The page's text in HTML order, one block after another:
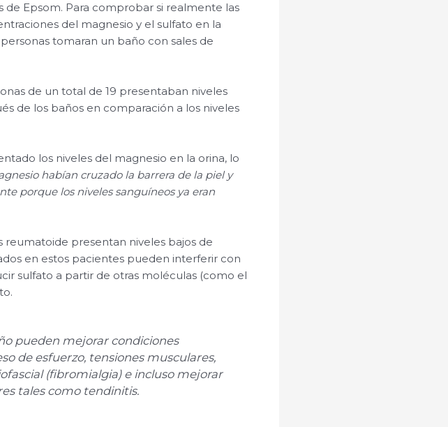
Epsom. Para comprobar si realmente las
del magnesio y el sulfato en la
tomaran un baño con sales de
de un total de 19 presentaban niveles
de los baños en comparación a los niveles
los niveles del magnesio en la orina, lo
habían cruzado la barrera de la piel y
porque los niveles sanguíneos ya eran
reumatoide presentan niveles bajos de
en estos pacientes pueden interferir con
sulfato a partir de otras moléculas (como el
pueden mejorar condiciones
de esfuerzo, tensiones musculares,
(fibromialgia) e incluso mejorar
tales como tendinitis.